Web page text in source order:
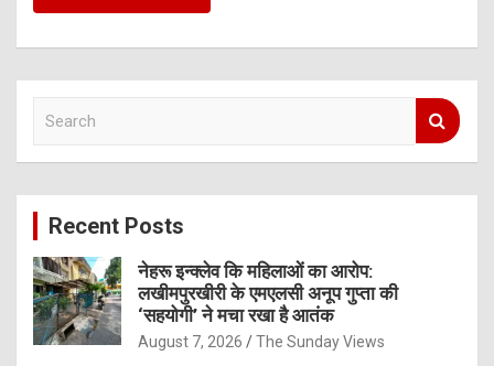
c
Recent Posts
नेहरू इन्क्लेव कि महिलाओं का आरोप:
लखीमपुरखीरी के एमएलसी अनूप गुप्ता की
‘सहयोगी’ ने मचा रखा है आतंक
August 7, 2026 The Sunday Views